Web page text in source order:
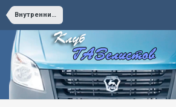
Внутренний Тюнинг